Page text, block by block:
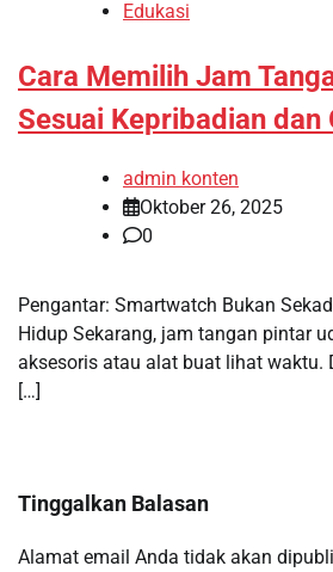
Edukasi
Cara Memilih Jam
Sesuai Kepribadian dan
admin konten
Oktober 26, 2025
0
Pengantar: Smartwatch Bukan
Hidup Sekarang, jam tangan pintar
aksesoris atau alat buat lihat waktu.
[…]
Tinggalkan Balasan
Alamat email Anda tidak akan